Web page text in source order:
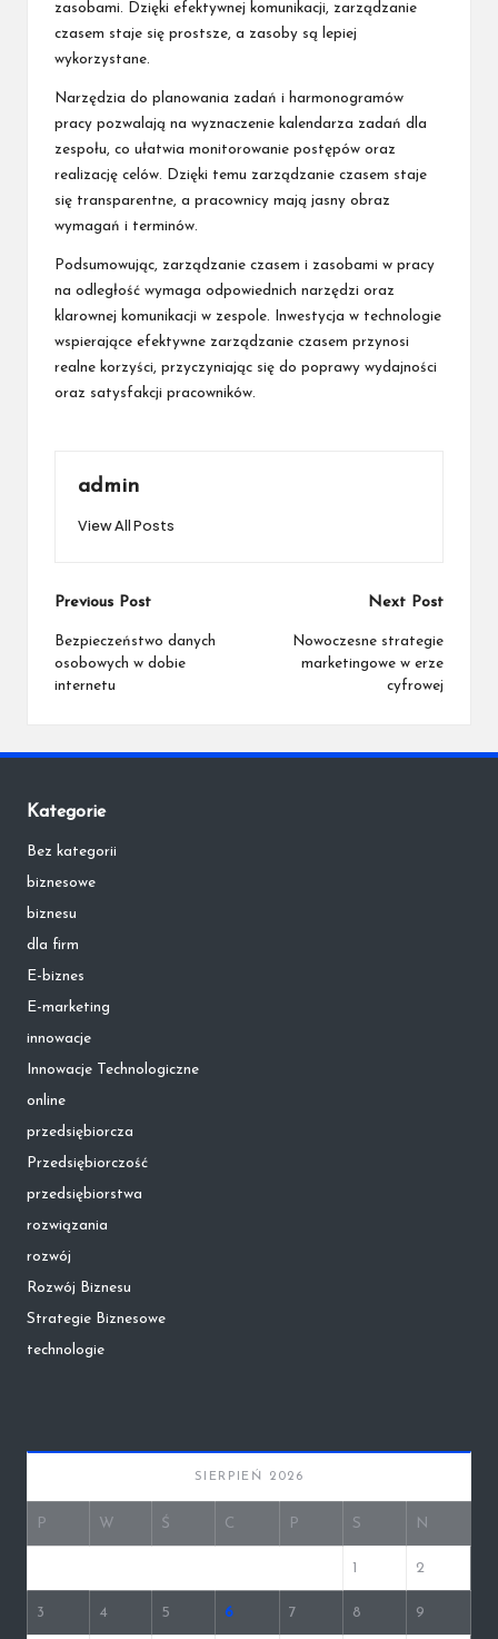
zasobami. Dzięki efektywnej komunikacji, zarządzanie
czasem staje się prostsze, a zasoby są lepiej
wykorzystane.
Narzędzia do planowania zadań i harmonogramów
pracy pozwalają na wyznaczenie kalendarza zadań dla
zespołu, co ułatwia monitorowanie postępów oraz
realizację celów. Dzięki temu zarządzanie czasem staje
się transparentne, a pracownicy mają jasny obraz
wymagań i terminów.
Podsumowując, zarządzanie czasem i zasobami w pracy
na odległość wymaga odpowiednich narzędzi oraz
klarownej komunikacji w zespole. Inwestycja w technologie
wspierające efektywne zarządzanie czasem przynosi
realne korzyści, przyczyniając się do poprawy wydajności
oraz satysfakcji pracowników.
admin
View All Posts
Post
navigation
Previous Post
Bezpieczeństwo danych
osobowych w dobie
internetu
Next Post
Nowoczesne strategie
marketingowe w erze
cyfrowej
Kategorie
Bez kategorii
biznesowe
biznesu
dla firm
E-biznes
E-marketing
innowacje
Innowacje Technologiczne
online
przedsiębiorcza
Przedsiębiorczość
przedsiębiorstwa
rozwiązania
rozwój
Rozwój Biznesu
Strategie Biznesowe
technologie
SIERPIEŃ 2026
P W Ś C P S N
2
3 4 5 6 7 8 9